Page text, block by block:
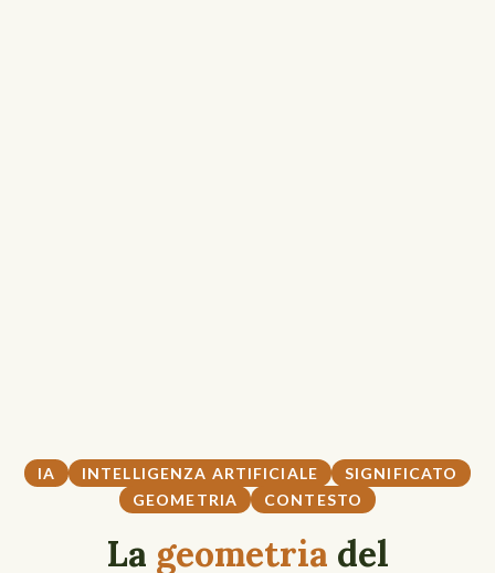
IA INTELLIGENZA ARTIFICIALE
SIGNIFICATO
GEOMETRIA
CONTESTO
La geometria del